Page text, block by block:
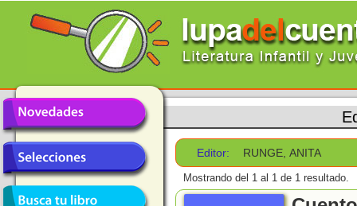
Editor: RUNGE, ANITA
Mostrando del 1 al 1 de 1 resultado.